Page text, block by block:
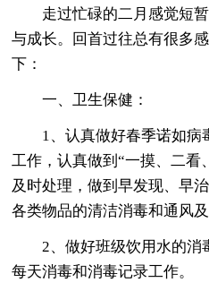
走过忙碌的二月感觉短
与成长。回首过往总有很多
下：
一、卫生保健：
1、认真做好春季诺如病
工作，认真做到“一摸、二看
及时处理，做到早发现、早
各类物品的清洁消毒和通风及
2、做好班级饮用水的
每天消毒和消毒记录工作。